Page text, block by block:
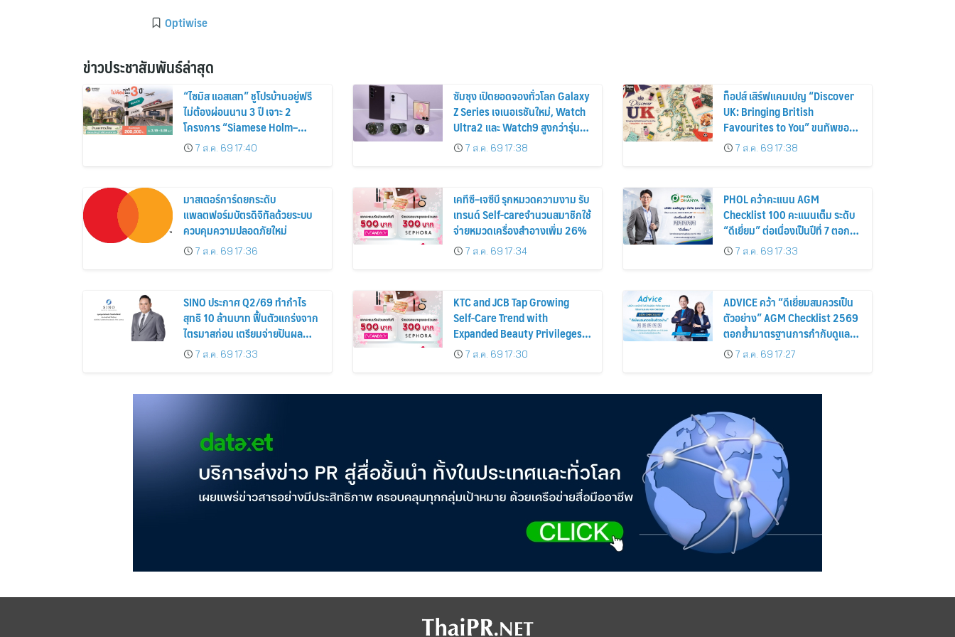
Optiwise
ข่าวประชาสัมพันธ์ล่าสุด
“ไซมิส แอสเสท” ชูโปรบ้านอยู่ฟรี
ไม่ต้องผ่อนนาน 3 ปี เจาะ 2
โครงการ “Siamese Holm–
Siamese Blossom” พร้อม
ส่วนลดและสิทธิพิเศษถึง 31
7 ส.ค. 69 17:40
ซัมซุง เปิดยอดจองทั่วโลก Galaxy
Z Series เจเนอเรชันใหม่, Watch
Ultra2 และ Watch9 สูงกว่ารุ่น
ก่อนหน้ากว่า 30%
7 ส.ค. 69 17:38
ท็อปส์ เสิร์ฟแคมเปญ “Discover
UK: Bringing British
Favourites to You” ขนทัพของ
อร่อยและไอเท็มฮิตจากสหราช
อาณาจักร ส่งตรงถึงมือตั้งแต่วัน
7 ส.ค. 69 17:38
มาสเตอร์การ์ดยกระดับ
แพลตฟอร์มบัตรดิจิทัลด้วยระบบ
ควบคุมความปลอดภัยใหม่
7 ส.ค. 69 17:36
เคทีซี–เจซีบี รุกหมวดความงาม รับ
เทรนด์ Self-careจำนวนสมาชิกใช้
จ่ายหมวดเครื่องสำอางเพิ่ม 26%
7 ส.ค. 69 17:34
PHOL คว้าคะแนน AGM
Checklist 100 คะแนนเต็ม ระดับ
“ดีเยี่ยม” ต่อเนื่องเป็นปีที่ 7 ตอกย้ำ
การดำเนินธุรกิจตามหลักธรรมาภิ
บาล โปร่งใส สร้างความเชื่อมั่นผู้
7 ส.ค. 69 17:33
SINO ประกาศ Q2/69 ทำกำไร
สุทธิ 10 ล้านบาท ฟื้นตัวแกร่งจาก
ไตรมาสก่อน เตรียมจ่ายปันผล
ระหว่างกาล 0.014423 บาทต่อหุ้น
ครึ่งปีหลังมุ่งเติบโตต่อเนื่อง
7 ส.ค. 69 17:33
KTC and JCB Tap Growing
Self-Care Trend with
Expanded Beauty Privileges
Number of KTC JCB
Cardmembers Spending on
7 ส.ค. 69 17:30
ADVICE คว้า “ดีเยี่ยมสมควรเป็น
ตัวอย่าง” AGM Checklist 2569
ตอกย้ำมาตรฐานการกำกับดูแล
กิจการที่ดี
7 ส.ค. 69 17:27